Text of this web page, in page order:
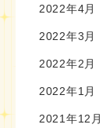
2022年4月
2022年3月
2022年2月
2022年1月
2021年12月